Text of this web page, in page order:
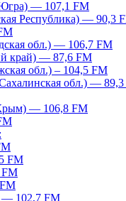
— 107,1 FM
Республика) — 90,3
обл.) — 106,7 FM
край) — 87,6 FM
обл.) – 104,5 FM
обл.) —
— 106,8 FM
FM
— 102,7 FM